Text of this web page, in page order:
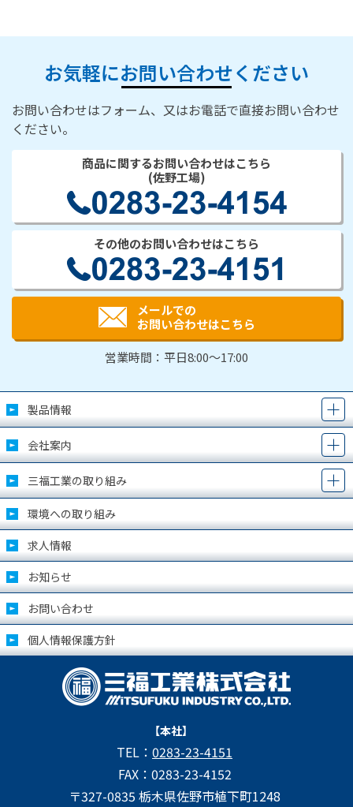
製品を提供し続けている事
です。当社を取り巻く経営
ンスを意識したエネルギー
お気軽にお問い合わせください
お問い合わせはフォーム、又はお電話で直接お問い合わせ
ください。
商品に関するお問い合わせはこちら
(佐野工場)
その他のお問い合わせはこちら
メールでの
お問い合わせはこちら
営業時間：平日8:00～17:00
製品情報
会社案内
三福工業の取り組み
環境への取り組み
求人情報
お知らせ
お問い合わせ
個人情報保護方針
【本社】
TEL： 0283-23-4151
FAX：0283-23-4152
〒327-0835 栃木県佐野市植下町1248